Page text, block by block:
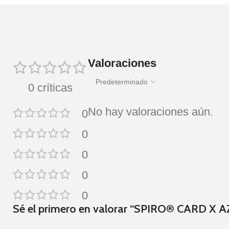
0 críticas
0
0
0
0
0
Valoraciones
No hay valoraciones aún.
Sé el primero en valorar “SPIRO® CARD X